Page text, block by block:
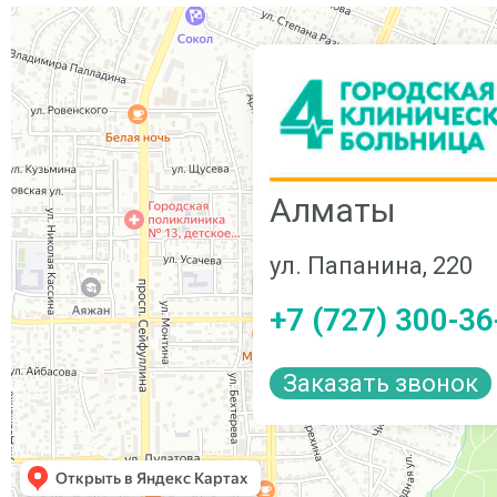
Алматы
ул. Папанина, 220
+7 (727) 300-
Заказать звонок